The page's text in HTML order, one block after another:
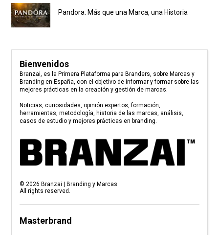
Pandora: Más que una Marca, una Historia
Bienvenidos
Branzai, es la Primera Plataforma para Branders, sobre Marcas y
Branding en España, con el objetivo de informar y formar sobre las
mejores prácticas en la creación y gestión de marcas.
Noticias, curiosidades, opinión expertos, formación,
herramientas, metodología, historia de las marcas, análisis,
casos de estudio y mejores prácticas en branding.
© 2026 Branzai | Branding y Marcas
All rights reserved.
Masterbrand